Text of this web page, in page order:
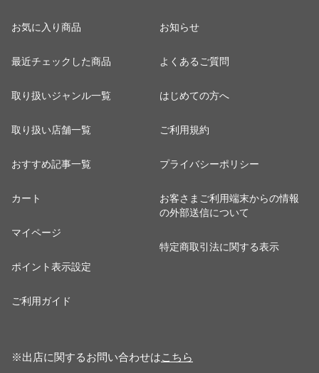
お気に入り商品
最近チェックした商品
取り扱いジャンル一覧
取り扱い店舗一覧
おすすめ記事一覧
カート
マイページ
ポイント表示設定
ご利用ガイド
お知らせ
よくあるご質問
はじめての方へ
ご利用規約
プライバシーポリシー
お客さまご利用端末からの情報
の外部送信について
特定商取引法に関する表示
※出店に関するお問い合わせはこちら